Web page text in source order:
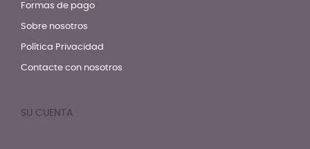
Formas de pago
Sobre nosotros
Política Privacidad
Contacte con nosotros
SU CUENTA